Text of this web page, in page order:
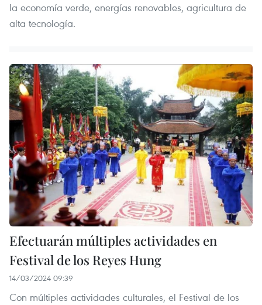
la economía verde, energías renovables, agricultura de
alta tecnología.
Efectuarán múltiples actividades en
Festival de los Reyes Hung
14/03/2024 09:39
Con múltiples actividades culturales, el Festival de los